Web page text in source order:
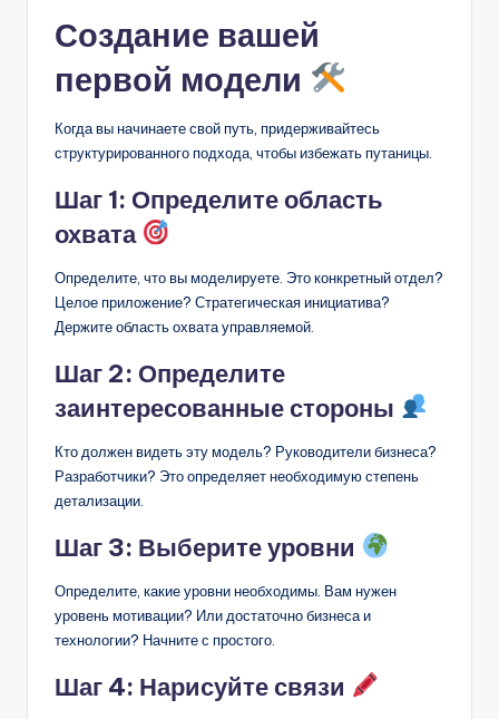
Создание вашей
первой модели
Когда вы начинаете свой путь, придерживайтесь
структурированного подхода, чтобы избежать путаницы.
Шаг 1: Определите область
охвата
Определите, что вы моделируете. Это конкретный отдел?
Целое приложение? Стратегическая инициатива?
Держите область охвата управляемой.
Шаг 2: Определите
заинтересованные стороны
Кто должен видеть эту модель? Руководители бизнеса?
Разработчики? Это определяет необходимую степень
детализации.
Шаг 3: Выберите уровни
Определите, какие уровни необходимы. Вам нужен
уровень мотивации? Или достаточно бизнеса и
технологии? Начните с простого.
Шаг 4: Нарисуйте связи